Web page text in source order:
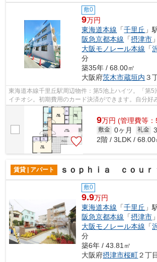
敷0
9万円
東海道本線 「千里丘 」
阪急京都本線 「摂津市
大阪モノレール本線 「
分
築35年 / 68.00㎡
大阪府茨木市蔵垣内 ３
東海道本線千里丘駅周辺物件：第5池上ハイツ。「第5
イチオシ。初期費用のカード決済ができます。自分好
方、鉄筋コンクリート構造がベストです...
9万円 (管理費等
敷金 0ヶ月 礼金
2階 / 3LDK / 68.00
賃貸 | アパート ｓｏｐｈｉａ ｃｏｕｒ
敷0
9.9万円
東海道本線 「千里丘 」
阪急京都本線 「摂津市
大阪モノレール本線 「
分
築6年 / 43.81㎡
大阪府摂津市桜町２丁